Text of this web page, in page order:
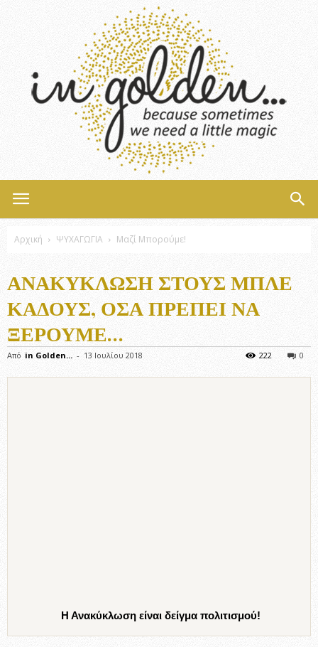
Αρχική ΨΥΧΑΓΩΓΙΑ Μαζί Μπορούμε!
ΑΝΑΚΎΚΛΩΣΗ ΣΤΟΥΣ ΜΠΛΕ
ΚΆΔΟΥΣ, ΌΣΑ ΠΡΈΠΕΙ ΝΑ
ΞΈΡΟΥΜΕ…
Από in Golden... - 13 Ιουλίου 2018 0
222
Η Ανακύκλωση είναι δείγμα πολιτισμού!